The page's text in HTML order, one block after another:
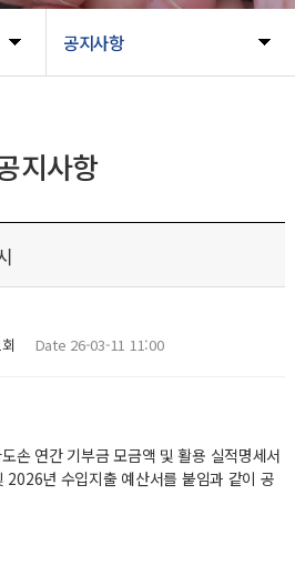
공지사항
지사항
Date 26-03-11 11:00
손 연간 기부금 모금액 및 활용 실적명세서
년 수입지출 예산서를 붙임과 같이 공